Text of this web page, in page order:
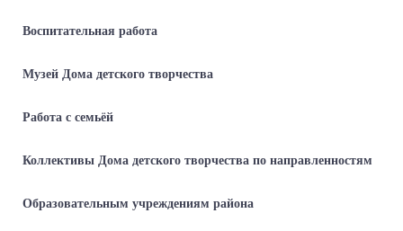
Воспитательная работа
Музей Дома детского творчества
Работа с семьёй
Коллективы Дома детского творчества по направленностям
Образовательным учреждениям района